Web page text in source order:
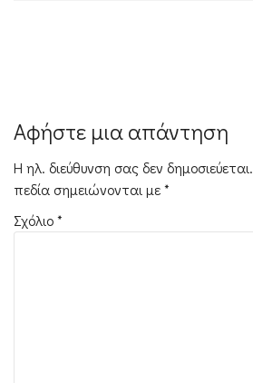
Αφήστε μια απάντηση
Η ηλ. διεύθυνση σας δεν δημοσιεύεται.
πεδία σημειώνονται με*
Σχόλιο*